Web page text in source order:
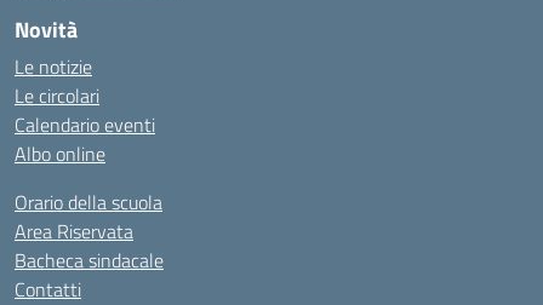
Novità
Le notizie
Le circolari
Calendario eventi
Albo online
Orario della scuola
Area Riservata
Bacheca sindacale
Contatti